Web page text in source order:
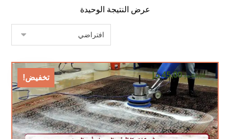
عرض النتيجة الوحيدة
تخفيض! 60,00 د.إ 45,00 د.إ